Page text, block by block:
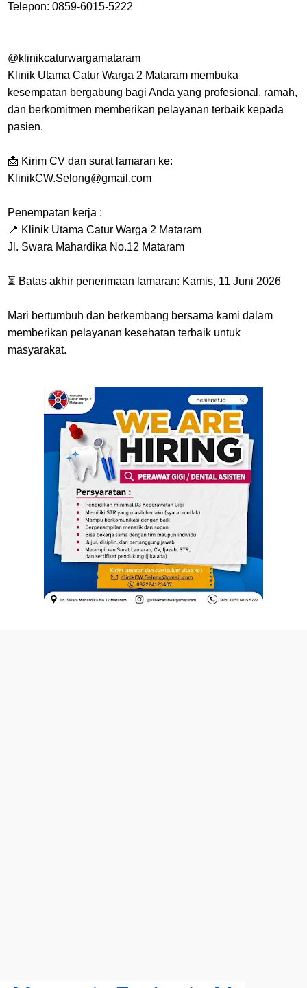
Telepon: 0859-6015-5222
@klinikcaturwargamataram
Klinik Utama Catur Warga 2 Mataram membuka
kesempatan bergabung bagi Anda yang profesional, ramah,
dan berkomitmen memberikan pelayanan terbaik kepada
pasien.
📩 Kirim CV dan surat lamaran ke:
KlinikCW.Selong@gmail.com
Penempatan kerja :
📍 Klinik Utama Catur Warga 2 Mataram
Jl. Swara Mahardika No.12 Mataram
⏳ Batas akhir penerimaan lamaran: Kamis, 11 Juni 2026
Mari bertumbuh dan berkembang bersama kami dalam
memberikan pelayanan kesehatan terbaik untuk
masyarakat.